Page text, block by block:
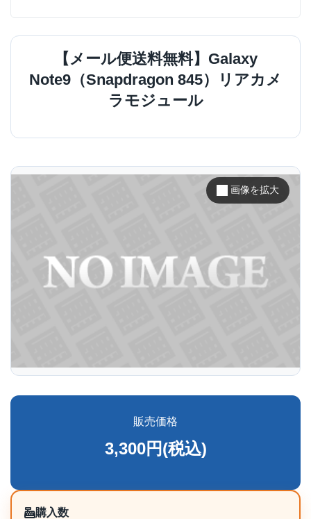
【メール便送料無料】Galaxy
Note9（Snapdragon 845）リアカメ
ラモジュール
画像を拡大
販売価格
3,300円(税込)
購入数